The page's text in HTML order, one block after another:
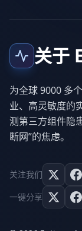
关于
为全球 9000 多
业、高灵敏度的
测第三方组件隐
断网”的焦虑。
关注我们
一键分享